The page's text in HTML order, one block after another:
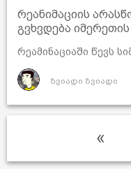
რეანიმაციის
გვხვდება
რეამინაციაში წევს
ზვიადი ზვიადი
«